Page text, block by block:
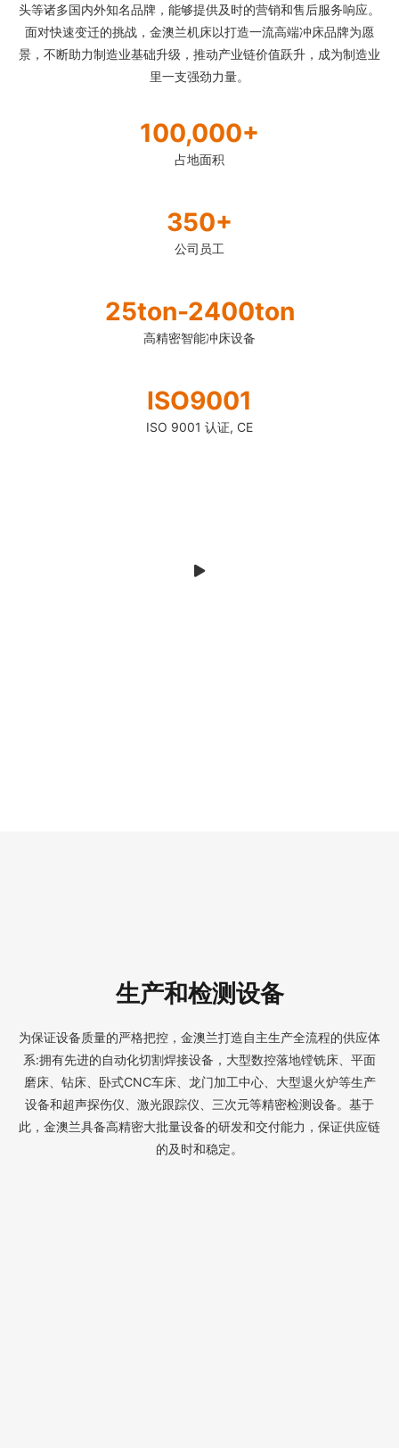
头等诸多国内外知名品牌，能够提供及时的营销和售后服务响应。
面对快速变迁的挑战，金澳兰机床以打造一流高端冲床品牌为愿
景，不断助力制造业基础升级，推动产业链价值跃升，成为制造业
里一支强劲力量。
100,000+
占地面积
350+
公司员工
25ton-2400ton
高精密智能冲床设备
ISO9001
ISO 9001 认证, CE
生产和检测设备
为保证设备质量的严格把控，金澳兰打造自主生产全流程的供应体
系:拥有先进的自动化切割焊接设备，大型数控落地镗铣床、平面
磨床、钻床、卧式CNC车床、龙门加工中心、大型退火炉等生产
设备和超声探伤仪、激光跟踪仪、三次元等精密检测设备。基于
此，金澳兰具备高精密大批量设备的研发和交付能力，保证供应链
的及时和稳定。